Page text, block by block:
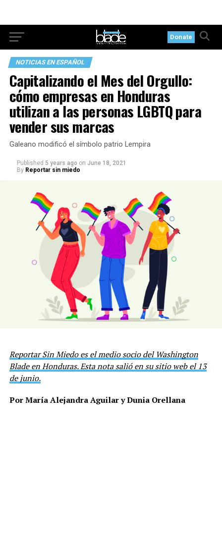
Donate
NOTICIAS EN ESPAÑOL
Capitalizando el Mes del Orgullo:
cómo empresas en Honduras
utilizan a las personas LGBTQ para
vender sus marcas
Galeano modificó el símbolo patrio Lempira
Published 5 years ago on June 18, 2021
By Reportar sin miedo
Reportar Sin Miedo es el medio socio del Washington
Blade en Honduras. Esta nota salió en su sitio web el 13
de junio.
Por María Alejandra Aguilar y Dunia Orellana